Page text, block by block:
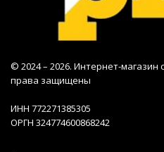
© 2024 – 2026. Интернет-магазин
права защищены
ИНН 772271385305
ОРГН 324774600868242